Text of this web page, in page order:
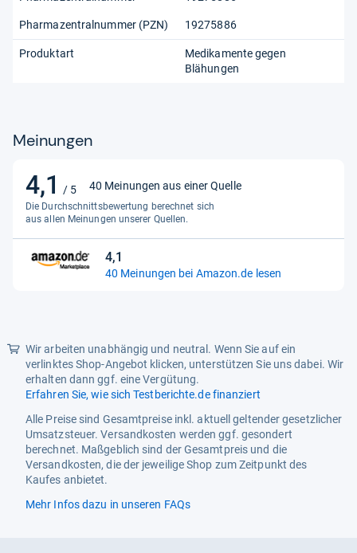
Pharmazentralnummer (PZN) 19275886
Produktart
Medikamente gegen
Blähungen
Meinungen
4,1 / 5
4,1
von
5
Sternen
40 Meinungen aus einer Quelle
Die Durchschnittsbewertung berechnet sich
aus allen Meinungen unserer Quellen.
4,1
4,1
von
40 Meinungen bei Amazon.de lesen
Wir arbeiten unabhängig und neutral. Wenn Sie auf ein
verlinktes Shop-Angebot klicken, unterstützen Sie uns dabei. Wir
erhalten dann ggf. eine Vergütung.
Erfahren Sie, wie sich Testberichte.de finanziert
Alle Preise sind Gesamtpreise inkl. aktuell geltender gesetzlicher
Umsatzsteuer. Versandkosten werden ggf. gesondert
berechnet. Maßgeblich sind der Gesamtpreis und die
Versandkosten, die der jeweilige Shop zum Zeitpunkt des
Kaufes anbietet.
Mehr Infos dazu in unseren FAQs